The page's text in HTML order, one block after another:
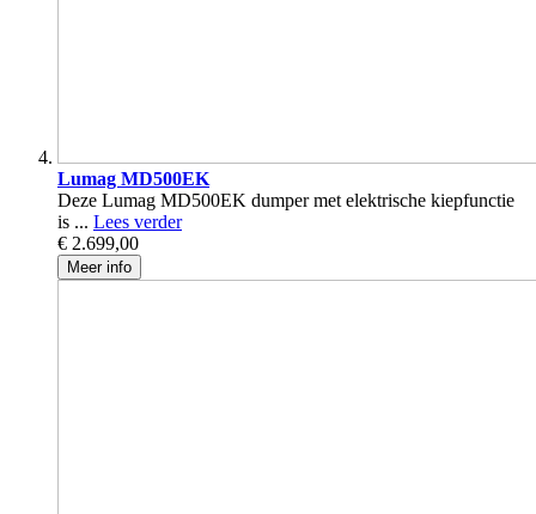
Lumag MD500EK
Deze Lumag MD500EK dumper met elektrische kiepfunctie
is ... Lees verder
€ 2.699,00
Meer info